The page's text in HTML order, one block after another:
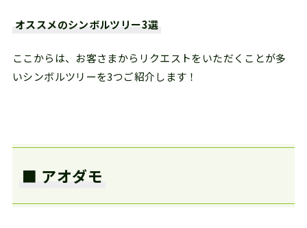
オススメのシンボルツリー3選
ここからは、お客さまからリクエストをいただくことが多
いシンボルツリーを3つご紹介します！
■ アオダモ